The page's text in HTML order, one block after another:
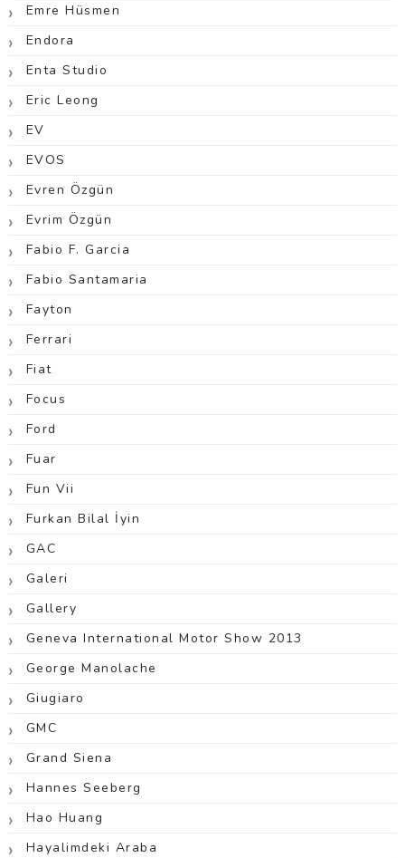
Emre Hüsmen
Endora
Enta Studio
Eric Leong
EV
EVOS
Evren Özgün
Evrim Özgün
Fabio F. Garcia
Fabio Santamaria
Fayton
Ferrari
Fiat
Focus
Ford
Fuar
Fun Vii
Furkan Bilal İyin
GAC
Galeri
Gallery
Geneva International Motor Show 2013
George Manolache
Giugiaro
GMC
Grand Siena
Hannes Seeberg
Hao Huang
Hayalimdeki Araba